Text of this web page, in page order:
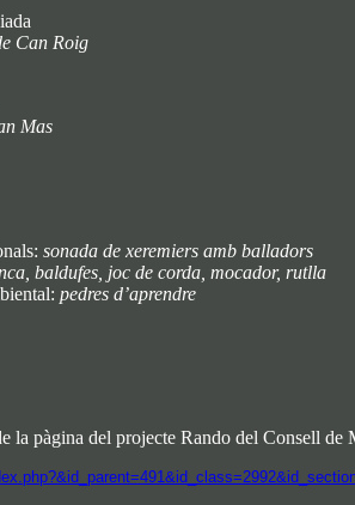
Can Roig
Mas
sonada de xeremiers amb balladors
baldufes, joc de corda, mocador, rutlla
pedres d’aprendre
la pàgina del projecte Rando del Consell de